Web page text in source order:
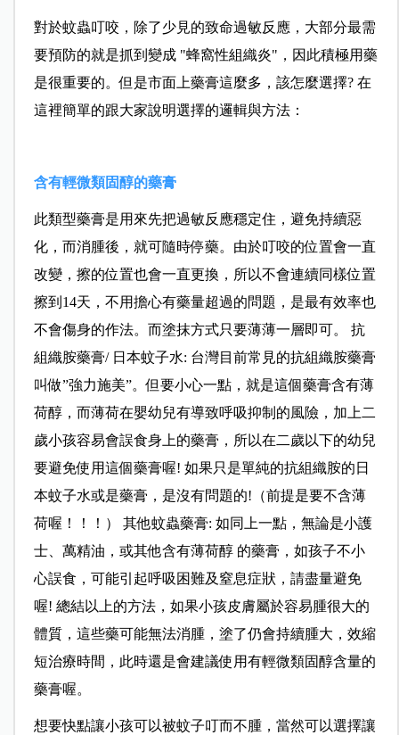
對於蚊蟲叮咬，除了少見的致命過敏反應，大部分最需
要預防的就是抓到變成 "蜂窩性組織炎"，因此積極用藥
是很重要的。但是市面上藥膏這麼多，該怎麼選擇? 在
這裡簡單的跟大家說明選擇的邏輯與方法：
含有輕微類固醇的藥膏
此類型藥膏是用來先把過敏反應穩定住，避免持續惡
化，而消腫後，就可隨時停藥。由於叮咬的位置會一直
改變，擦的位置也會一直更換，所以不會連續同樣位置
擦到14天，不用擔心有藥量超過的問題，是最有效率也
不會傷身的作法。而塗抹方式只要薄薄一層即可。 抗
組織胺藥膏/ 日本蚊子水: 台灣目前常見的抗組織胺藥膏
叫做”強力施美”。但要小心一點，就是這個藥膏含有薄
荷醇，而薄荷在嬰幼兒有導致呼吸抑制的風險，加上二
歲小孩容易會誤食身上的藥膏，所以在二歲以下的幼兒
要避免使用這個藥膏喔! 如果只是單純的抗組織胺的日
本蚊子水或是藥膏，是沒有問題的!（前提是要不含薄
荷喔！！！） 其他蚊蟲藥膏: 如同上一點，無論是小護
士、萬精油，或其他含有薄荷醇 的藥膏，如孩子不小
心誤食，可能引起呼吸困難及窒息症狀，請盡量避免
喔! 總結以上的方法，如果小孩皮膚屬於容易腫很大的
體質，這些藥可能無法消腫，塗了仍會持續腫大，效縮
短治療時間，此時還是會建議使用有輕微類固醇含量的
藥膏喔。
想要快點讓小孩可以被蚊子叮而不腫，當然可以選擇讓